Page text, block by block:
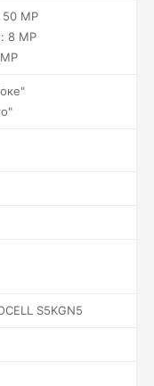
50 MP
8 MP
S5KGN5